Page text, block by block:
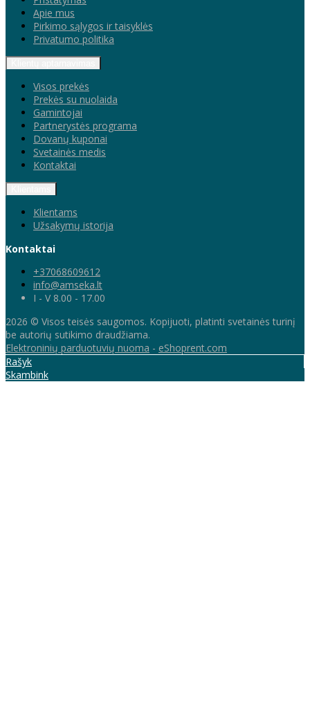
Apie mus
Pirkimo sąlygos ir taisyklės
Privatumo politika
Visos prekės
Prekės su nuolaida
Gamintojai
Partnerystės programa
Dovanų kuponai
Svetainės medis
Kontaktai
Klientams
Užsakymų istorija
Kontaktai
+37068609612
info@amseka.lt
I - V 8.00 - 17.00
2026 © Visos teisės saugomos. Kopijuoti, platinti svetainės turinį
be autorių sutikimo draudžiama.
Elektroninių parduotuvių nuoma - eShoprent.com
Rašyk
Skambink